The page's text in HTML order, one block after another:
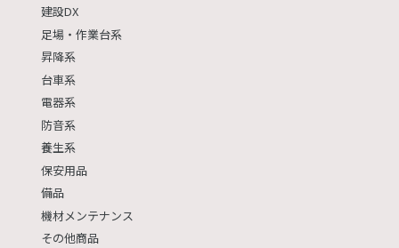
建設DX
足場・作業台系
昇降系
台車系
電器系
防音系
養生系
保安用品
備品
機材メンテナンス
その他商品